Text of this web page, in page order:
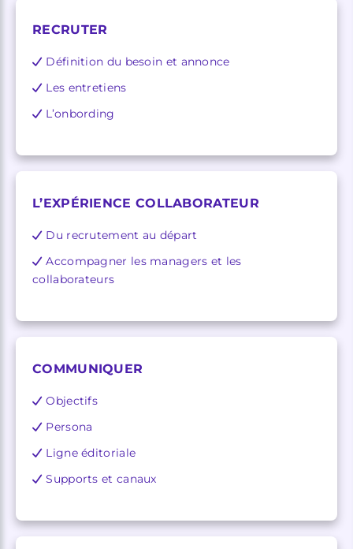
RECRUTER
Définition du besoin et annonce
Les entretiens
L’onbording
L’EXPÉRIENCE COLLABORATEUR
Du recrutement au départ
Accompagner les managers et les
collaborateurs
COMMUNIQUER
Objectifs
Persona
Ligne éditoriale
Supports et canaux